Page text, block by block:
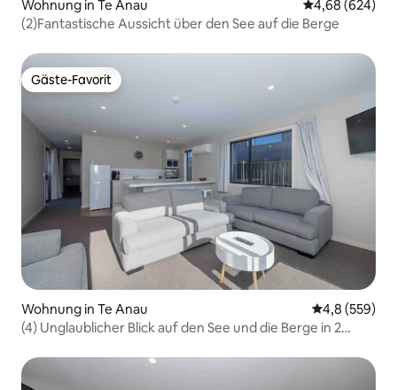
Wohnung in Te Anau
4,68 (624)
(2)Fantastische Aussicht über den See auf die Berge
Gäste-Favorit
Gäste-Favorit
Wohnung in Te Anau
4,8 (559)
(4) Unglaublicher Blick auf den See und die Berge in 2